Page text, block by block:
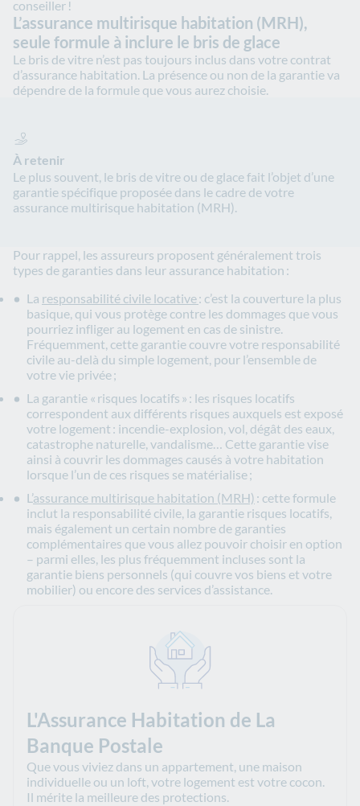
conseiller !
L’assurance multirisque habitation (MRH),
seule formule à inclure le bris de glace
Le bris de vitre n’est pas toujours inclus dans votre contrat
d’assurance habitation. La présence ou non de la garantie va
dépendre de la formule que vous aurez choisie.
À retenir
Le plus souvent, le bris de vitre ou de glace fait l’objet d’une
garantie spécifique proposée dans le cadre de votre
assurance multirisque habitation (MRH).
Pour rappel, les assureurs proposent généralement trois
types de garanties dans leur assurance habitation :
La responsabilité civile locative: c’est la couverture la plus
basique, qui vous protège contre les dommages que vous
pourriez infliger au logement en cas de sinistre.
Fréquemment, cette garantie couvre votre responsabilité
civile au-delà du simple logement, pour l’ensemble de
votre vie privée ;
La garantie « risques locatifs » : les risques locatifs
correspondent aux différents risques auxquels est exposé
votre logement : incendie-explosion, vol, dégât des eaux,
catastrophe naturelle, vandalisme… Cette garantie vise
ainsi à couvrir les dommages causés à votre habitation
lorsque l’un de ces risques se matérialise ;
L’assurance multirisque habitation (MRH) : cette formule
inclut la responsabilité civile, la garantie risques locatifs,
mais également un certain nombre de garanties
complémentaires que vous allez pouvoir choisir en option
– parmi elles, les plus fréquemment incluses sont la
garantie biens personnels (qui couvre vos biens et votre
mobilier) ou encore des services d’assistance.
L'Assurance Habitation de La
Banque Postale
Que vous viviez dans un appartement, une maison
individuelle ou un loft, votre logement est votre cocon.
Il mérite la meilleure des protections.